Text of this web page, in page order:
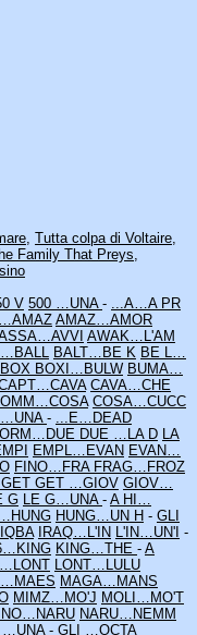
, Tutta colpa di Voltaire,
Family That Preys,
V 500 …UNA - ...A…A PR
AMAZ…AMOR
AWAK…L'AM
BALT…BE K BE L…
BOXI…BULW BUMA…
CAVA…CHE
COSA…CUCC
- ...E…DEAD
DUE …LA D LA
EMPL…EVAN EVAN…
FINO…FRA FRAG…FROZ
GET …GIOV GIOV…
G LE G…UNA - A HI…
HUNG…UN H - GLI
IRAQ…L'IN L'IN…UN'I -
KING…THE - A
LONT…LULU
MAGA…MANS
MIMZ…MO'J MOLI…MO'T
I NO…NARU NARU…NEMM
…UNA- GLI …OCTA